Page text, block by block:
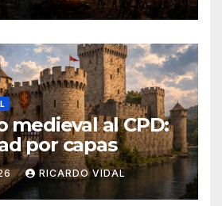
medieval al CPD:
por capas
RICARDO VIDAL